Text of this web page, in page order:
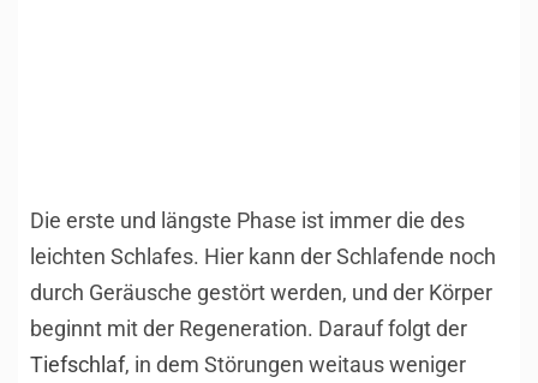
Die erste und längste Phase ist immer die des
leichten Schlafes. Hier kann der Schlafende noch
durch Geräusche gestört werden, und der Körper
beginnt mit der Regeneration. Darauf folgt der
Tiefschlaf, in dem Störungen weitaus weniger